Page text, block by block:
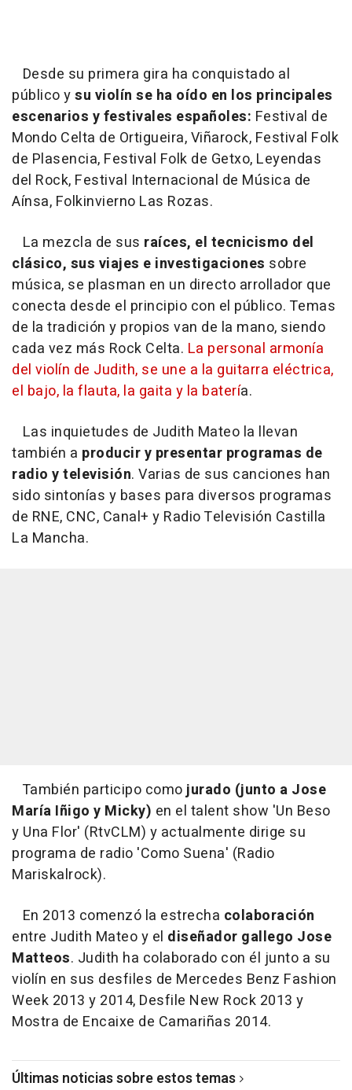
Desde su primera gira ha conquistado al
público ysu violín se ha oído en los principales
escenarios y festivales españoles: Festival de
Mondo Celta de Ortigueira, Viñarock, Festival Folk
de Plasencia, Festival Folk de Getxo, Leyendas
del Rock, Festival Internacional de Música de
Aínsa, Folkinvierno Las Rozas.
La mezcla de sus raíces, el tecnicismo del
clásico, sus viajes e investigaciones sobre
música, se plasman en un directo arrollador que
conecta desde el principio con el público. Temas
de la tradición y propios van de la mano, siendo
cada vez más Rock Celta. La personal armonía
del violín de Judith, se une a la guitarra eléctrica,
el bajo, la flauta, la gaita y la batería.
Las inquietudes de Judith Mateo la llevan
también a producir y presentar programas de
radio y televisión. Varias de sus canciones han
sido sintonías y bases para diversos programas
de RNE, CNC, Canal+ y Radio Televisión Castilla
La Mancha.
También participo comojurado (junto a Jose
María Iñigo y Micky) en el talent show 'Un Beso
y Una Flor' (RtvCLM) y actualmente dirige su
programa de radio 'Como Suena' (Radio
Mariskalrock).
En 2013 comenzó la estrecha colaboración
entre Judith Mateo y el diseñador gallego Jose
Matteos. Judith ha colaborado con él junto a su
violín en sus desfiles de Mercedes Benz Fashion
Week 2013 y 2014, Desfile New Rock 2013 y
Mostra de Encaixe de Camariñas 2014.
Últimas noticias sobre estos temas